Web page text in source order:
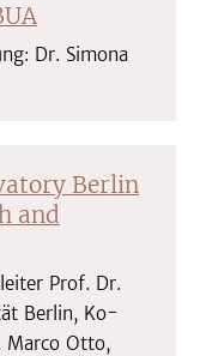
Dr. Simona
Berlin
and
Prof. Dr.
Berlin, Ko-
Marco Otto,